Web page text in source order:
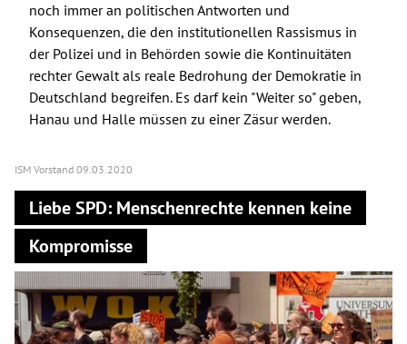
noch immer an politischen Antworten und
Konsequenzen, die den institutionellen Rassismus in
der Polizei und in Behörden sowie die Kontinuitäten
rechter Gewalt als reale Bedrohung der Demokratie in
Deutschland begreifen. Es darf kein "Weiter so" geben,
Hanau und Halle müssen zu einer Zäsur werden.
ISM Vorstand 09.03.2020
Liebe SPD: Menschenrechte kennen keine
Kompromisse